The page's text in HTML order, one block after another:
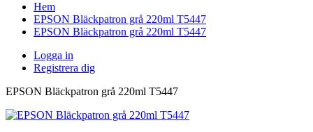
Hem
EPSON Bläckpatron grå 220ml T5447
EPSON Bläckpatron grå 220ml T5447
Logga in
Registrera dig
EPSON Bläckpatron grå 220ml T5447